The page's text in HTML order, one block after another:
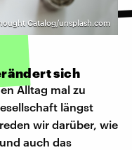
Catalog/unsplash.com
sich
Alltag mal zu
längst
wir darüber, wie
auch das